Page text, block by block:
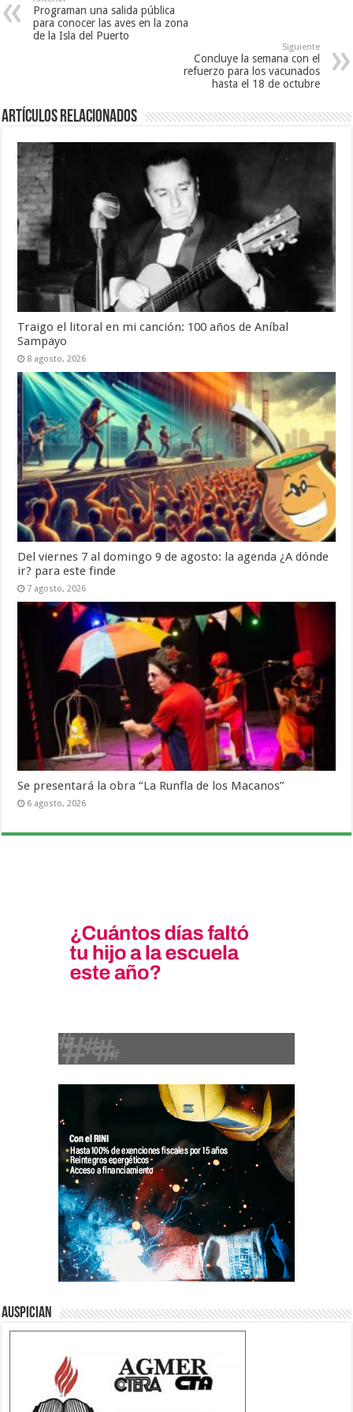
Programan una salida pública
para conocer las aves en la zona
de la Isla del Puerto
Siguiente
Concluye la semana con el
refuerzo para los vacunados
hasta el 18 de octubre
Artículos Relacionados
Traigo el litoral en mi canción: 100 años de Aníbal
Sampayo
8 agosto, 2026
Del viernes 7 al domingo 9 de agosto: la agenda ¿A dónde
ir? para este finde
7 agosto, 2026
Se presentará la obra “La Runfla de los Macanos”
6 agosto, 2026
Auspician